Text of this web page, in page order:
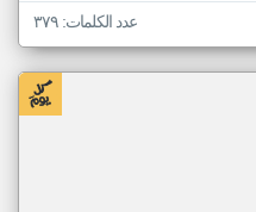
عدد الكلمات: ٣٧٩